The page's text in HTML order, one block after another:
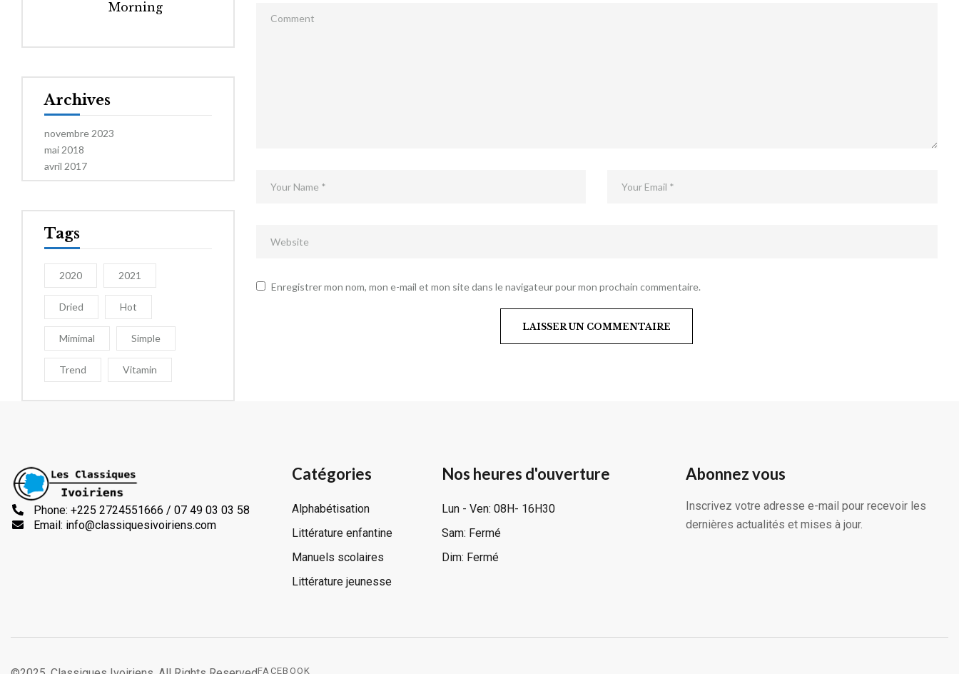
Morning
Archives
novembre 2023
mai 2018
avril 2017
Tags
2020 2021
Dried Hot
Mimimal Simple
Trend Vitamin
Enregistrer mon nom, mon e-mail et mon site dans le navigateur pour mon prochain commentaire.
Phone: +225 2724551666 / 07 49 03 03 58
Email: info@classiquesivoiriens.com
Catégories
Alphabétisation
Littérature enfantine
Manuels scolaires
Littérature jeunesse
Nos heures d'ouverture
Lun - Ven: 08H- 16H30
Sam: Fermé
Dim: Fermé
Abonnez vous
Inscrivez votre adresse e-mail pour recevoir les
dernières actualités et mises à jour.
FACEBOOK